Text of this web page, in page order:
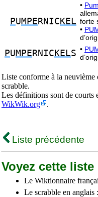
PUMPE RNIC KEL
•
forte
•
PUMPE RNIC KELS •
Liste conforme à la
scrabble.
Les définitions sont de courts
WikWik.org
.
Liste précédente
Voyez cette liste
Le Wiktionnaire
Le scrabble en anglais :